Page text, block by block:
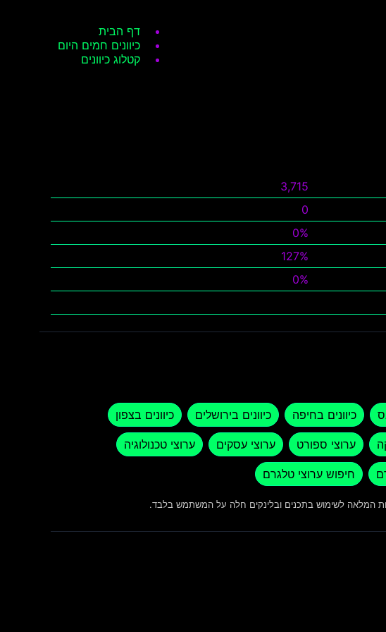
דף הבית
כיוונים חמים היום
קטלוג כיוונים
3,715
0
0%
127%
0%
כיוונים בחיפה כיוונים בירושלים כיוונים בצפון
ערוצי ספורט ערוצי עסקים ערוצי טכנולוגיה
חיפוש ערוצי טלגרם
המלאה לשימוש בתכנים ובלינקים חלה על המשתמש בלבד.